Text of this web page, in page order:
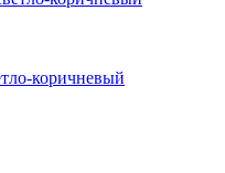
коричневый